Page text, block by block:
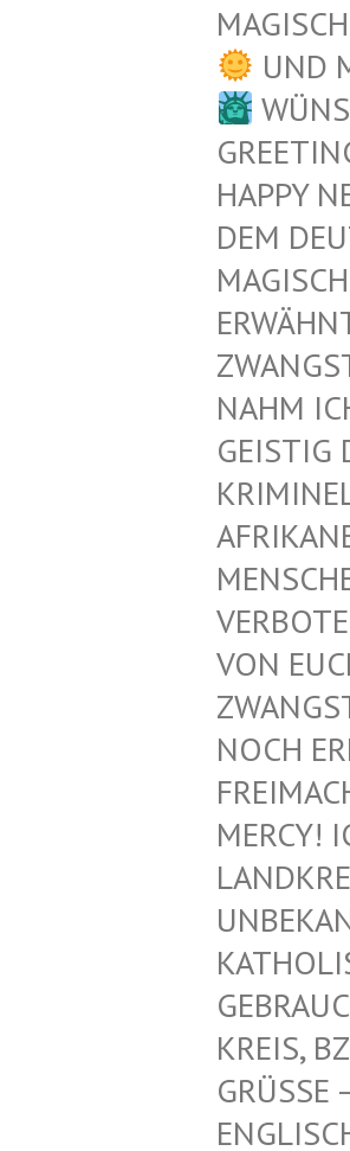
UND
HAPPY
EM
AGISCH,
AHM
EISTIG
ON
OCH
ERCY!
REIS,
GRÜSSE